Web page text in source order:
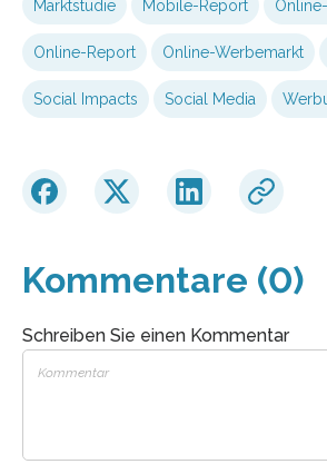
Marktstudie Mobile-Report
Online-Report Online-Werbemarkt
Social Impacts Social Media
Kommentare (0)
Schreiben Sie einen Kommentar